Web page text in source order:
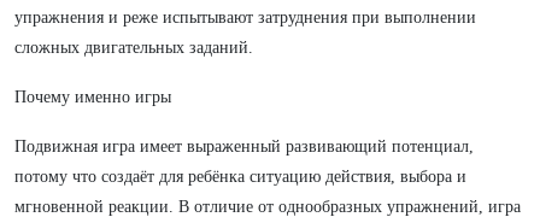
упражнения и реже испытывают затруднения при выполнении
сложных двигательных заданий.
Почему именно игры
Подвижная игра имеет выраженный развивающий потенциал,
потому что создаёт для ребёнка ситуацию действия, выбора и
мгновенной реакции. В отличие от однообразных упражнений, игра